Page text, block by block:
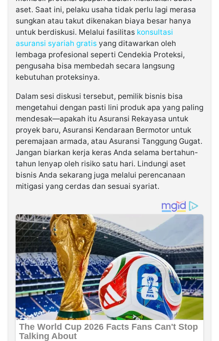
aset. Saat ini, pelaku usaha tidak perlu lagi merasa
sungkan atau takut dikenakan biaya besar hanya
untuk berdiskusi. Melalui fasilitas konsultasi
asuransi syariah gratis yang ditawarkan oleh
lembaga profesional seperti Cendekia Proteksi,
pengusaha bisa membedah secara langsung
kebutuhan proteksinya.
​Dalam sesi diskusi tersebut, pemilik bisnis bisa
mengetahui dengan pasti lini produk apa yang paling
mendesak—apakah itu Asuransi Rekayasa untuk
proyek baru, Asuransi Kendaraan Bermotor untuk
peremajaan armada, atau Asuransi Tanggung Gugat.
Jangan biarkan kerja keras Anda selama bertahun-
tahun lenyap oleh risiko satu hari. Lindungi aset
bisnis Anda sekarang juga melalui perencanaan
mitigasi yang cerdas dan sesuai syariat.